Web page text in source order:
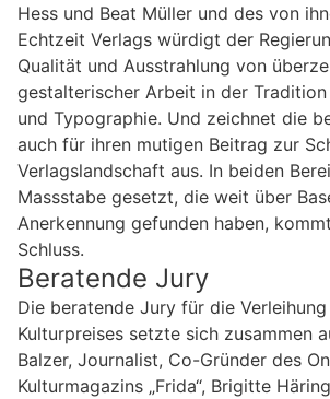
Hess und Beat Müller und des von
Echtzeit Verlags würdigt der
Qualität und Ausstrahlung von
gestalterischer Arbeit in der
und Typographie. Und zeichnet die
auch für ihren mutigen Beitrag zur
Verlagslandschaft aus. In beiden
Massstabe gesetzt, die weit über
Anerkennung gefunden haben,
Schluss.
Beratende Jury
Die beratende Jury für die
Kulturpreises setzte sich zusammen
Balzer, Journalist, Co-Gründer des
Kulturmagazins „Frida“, Brigitte